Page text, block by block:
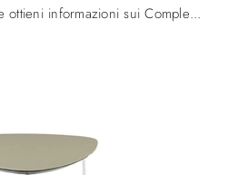
Pouf Area di Midj: clicca e ottieni informazioni sui Complementi e pouf moderni in tessuto del rinomato brand!